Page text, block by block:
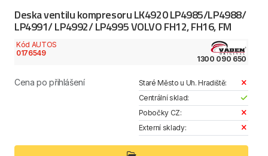
Deska ventilu kompresoru LK4920 LP4985/LP4988/
LP4991/ LP4992/ LP4995 VOLVO FH12, FH16, FM
Kód AUTOS
0176549
1300 090 650
Cena po přihlášení
Staré Město u Uh. Hradiště:
Centrální sklad:
Pobočky CZ:
Externí sklady: